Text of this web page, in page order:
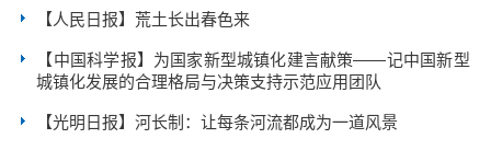
【人民日报】荒土长出春色来
【中国科学报】为国家新型城镇化建言献策——记中国新型
城镇化发展的合理格局与决策支持示范应用团队
【光明日报】河长制：让每条河流都成为一道风景